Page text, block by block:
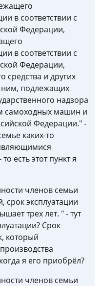
в соответствии с
Федерации,
в соответствии с
Федерации,
средства и других
ним, подлежащих
надзора
самоходных машин и
Федерации." -
каких-то
есть этот пункт я
членов семьи
срок эксплуатации
трех лет. " - тут
Срок
который
я его приобрёл?
членов семьи